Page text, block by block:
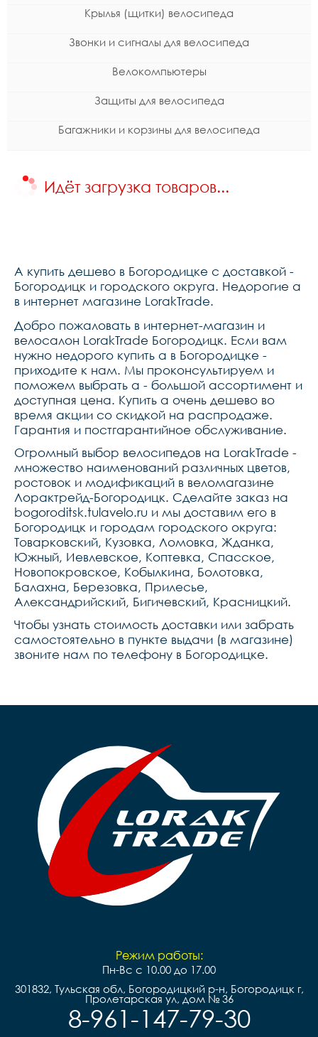
Крылья (щитки) велосипеда
Звонки и сигналы для велосипеда
Велокомпьютеры
Защиты для велосипеда
Багажники и корзины для велосипеда
Идёт загрузка товаров...
A купить дешево в Богородицке с доставкой -
Богородицк и городского округа. Недорогие a
в интернет магазине LorakTrade.
Добро пожаловать в интернет-магазин и
велосалон LorakTrade Богородицк. Если вам
нужно недорого купить a в Богородицке -
приходите к нам. Мы проконсультируем и
поможем выбрать a - большой ассортимент и
доступная цена. Купить a очень дешево во
время акции со скидкой на распродаже.
Гарантия и постгарантийное обслуживание.
Огромный выбор велосипедов на LorakTrade -
множество наименований различных цветов,
ростовок и модификаций в веломагазине
Лорактрейд-Богородицк. Сделайте заказ на
bogoroditsk.tulavelo.ru и мы доставим его в
Богородицк и городам городского округа:
Товарковский, Кузовка, Ломовка, Жданка,
Южный, Иевлевское, Коптевка, Спасское,
Новопокровское, Кобылкина, Болотовка,
Балахна, Березовка, Прилесье,
Александрийский, Бигичевский, Красницкий.
Чтобы узнать стоимость доставки или забрать
самостоятельно в пункте выдачи (в магазине)
звоните нам по телефону в Богородицке.
Режим работы:
Пн-Вс с 10.00 до 17.00
301832, Тульская обл, Богородицкий р-н, Богородицк г,
Пролетарская ул, дом № 36
8-961-147-79-30